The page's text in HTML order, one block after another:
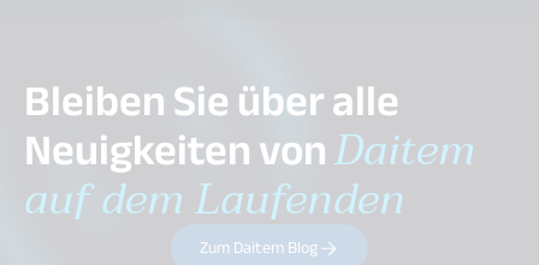
Bleiben Sie über alle
Neuigkeiten vonDaitem
auf dem Laufenden
Zum Daitem Blog